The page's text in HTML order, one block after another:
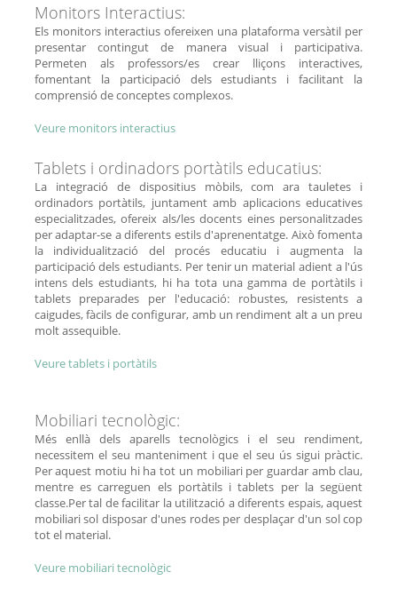
Monitors Interactius:
Els monitors interactius ofereixen una plataforma versàtil per
presentar contingut de manera visual i participativa.
Permeten als professors/es crear lliçons interactives,
fomentant la participació dels estudiants i facilitant la
comprensió de conceptes complexos.
Veure monitors interactius
Tablets i ordinadors portàtils educatius:
La integració de dispositius mòbils, com ara tauletes i
ordinadors portàtils, juntament amb aplicacions educatives
especialitzades, ofereix als/les docents eines personalitzades
per adaptar-se a diferents estils d'aprenentatge. Això fomenta
la individualització del procés educatiu i augmenta la
participació dels estudiants. Per tenir un material adient a l'ús
intens dels estudiants, hi ha tota una gamma de portàtils i
tablets preparades per l'educació: robustes, resistents a
caigudes, fàcils de configurar, amb un rendiment alt a un preu
molt assequible.
Veure tablets i portàtils
Mobiliari tecnològic:
Més enllà dels aparells tecnològics i el seu rendiment,
necessitem el seu manteniment i que el seu ús sigui pràctic.
Per aquest motiu hi ha tot un mobiliari per guardar amb clau,
mentre es carreguen els portàtils i tablets per la següent
classe.Per tal de facilitar la utilització a diferents espais, aquest
mobiliari sol disposar d'unes rodes per desplaçar d'un sol cop
tot el material.
Veure mobiliari tecnològic